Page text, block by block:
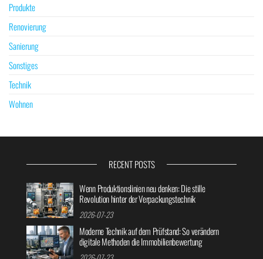
Produkte
Renovierung
Sanierung
Sonstiges
Technik
Wohnen
RECENT POSTS
Wenn Produktionslinien neu denken: Die stille
Revolution hinter der Verpackungstechnik
2026-07-23
Moderne Technik auf dem Prüfstand: So verändern
digitale Methoden die Immobilienbewertung